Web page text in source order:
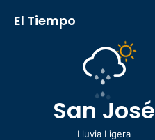
El Tiempo
San José
Lluvia Ligera